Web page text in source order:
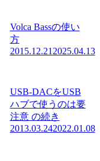
Volca Bassの使い
方
2015.12.212025.04.13
USB-DACをUSB
ハブで使うのは要
注意 の続き
2013.03.242022.01.08